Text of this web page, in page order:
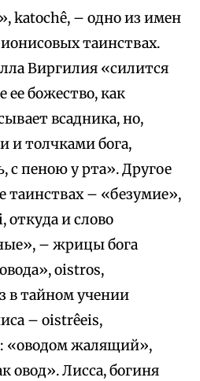
katochê, – одно из имен
таинствах.
Виргилия «силится
ее божество, как
всадника, но,
и толчками бога,
с пеною у рта». Другое
таинствах – «безумие»,
откуда и слово
– жрицы бога
oistros,
в тайном учении
– oistrêeis,
«оводом жалящий»,
овод». Лисса, богиня